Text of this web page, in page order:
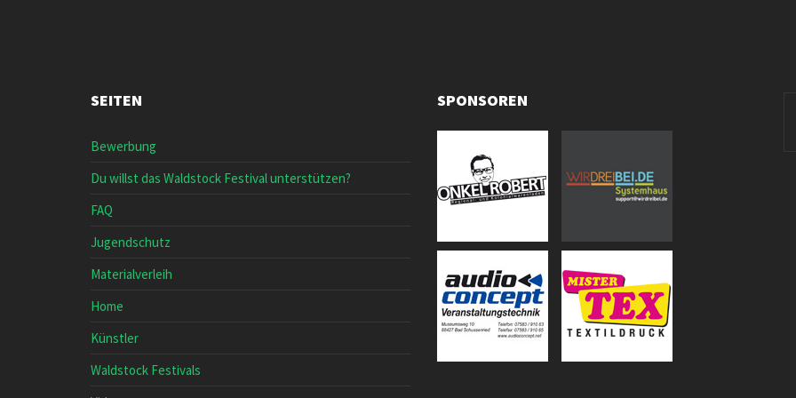
SEITEN
Bewerbung
Du willst das Waldstock Festival unterstützen?
FAQ
Jugendschutz
Materialverleih
Home
Künstler
Waldstock Festivals
SPONSOREN